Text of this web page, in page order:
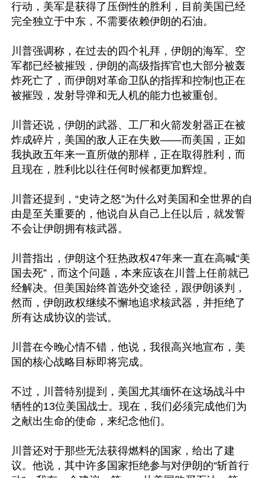
行动，美军是获得了压倒性的胜利，目前美国已经
完全独立于中东，不需要依赖伊朗的石油。
川普强调称，在过去的四个礼拜，伊朗的海军、空
军都已经被摧毁，伊朗的高级指挥官也大部分被轰
炸死亡了，而伊朗对革命卫队的指挥和控制也正在
被摧毁，发射导弹和无人机的能力也被重创。
川普还说，伊朗的武器、工厂和火箭发射器正在被
炸成碎片，美国的敌人正在失败——而美国，正如
我执政五年来一直所做的那样，正在取得胜利，而
且现在，胜利比以往任何时候都更加辉煌。
川普还提到，“史诗之怒”为什么对美国和全世界的自
由是至关重要的，他说自从自己上任以后，就发誓
不会让伊朗拥有核武器。
川普指出，伊朗这个狂热政权47年来一直在高喊“美
国去死”，而这个问题，本来应该在川普上任前就已
经解决。但美国始终首选外交途径，跟伊朗谈判，
然而，伊朗政权继续不懈地追求核武器，并拒绝了
所有达成协议的尝试。
川普在今晚心情不错，他说，我很高兴地宣布，美
国的核心战略目标即将完成。
不过，川普特别提到，美国尤其缅怀在这场战斗中
牺牲的13位美国战士。现在，我们必须完成他们为
之献出生命的使命，来纪念他们。
川普还对于那些无法获得燃料的国家，给出了建
议。他说，其中许多国家拒绝参与对伊朗的“斩首行